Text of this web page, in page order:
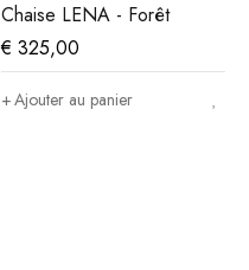
Chaise LENA - Forêt
€ 325,00
Ajouter au panier